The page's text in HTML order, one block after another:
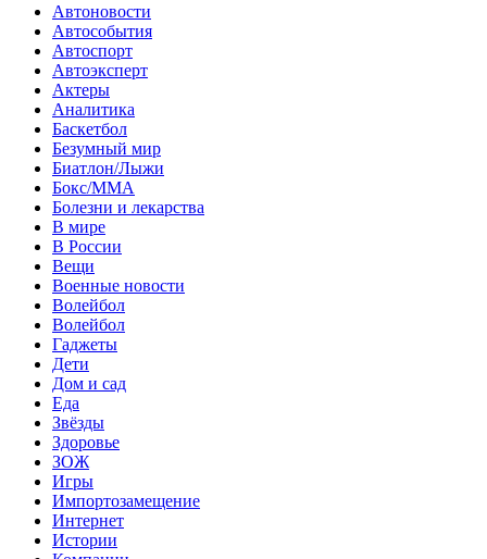
Автоновости
Автособытия
Автоспорт
Автоэксперт
Актеры
Аналитика
Баскетбол
Безумный мир
Биатлон/Лыжи
Бокс/MMA
Болезни и лекарства
В мире
В России
Вещи
Военные новости
Волейбол
Волейбол
Гаджеты
Дети
Дом и сад
Еда
Звёзды
Здоровье
ЗОЖ
Игры
Импортозамещение
Интернет
Истории